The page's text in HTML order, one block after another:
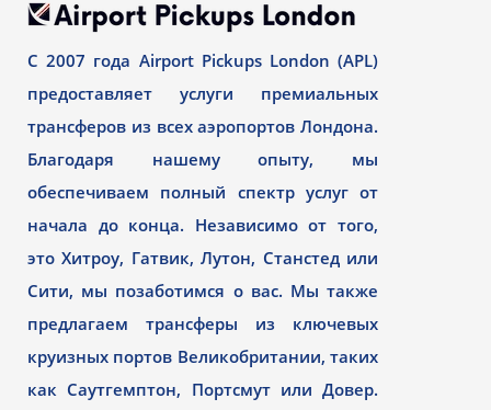
С 2007 года Airport Pickups London (APL)
предоставляет услуги премиальных
трансферов из всех аэропортов Лондона.
Благодаря нашему опыту, мы
обеспечиваем полный спектр услуг от
начала до конца. Независимо от того,
это Хитроу, Гатвик, Лутон, Станстед или
Сити, мы позаботимся о вас. Мы также
предлагаем трансферы из ключевых
круизных портов Великобритании, таких
как Саутгемптон, Портсмут или Довер.